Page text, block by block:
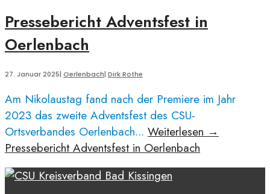
Pressebericht Adventsfest in
Oerlenbach
27. Januar 2025| Oerlenbach| Dirk Rothe
Am Nikolaustag fand nach der Premiere im Jahr
2023 das zweite Adventsfest des CSU-
Ortsverbandes Oerlenbach... Weiterlesen →
Pressebericht Adventsfest in Oerlenbach